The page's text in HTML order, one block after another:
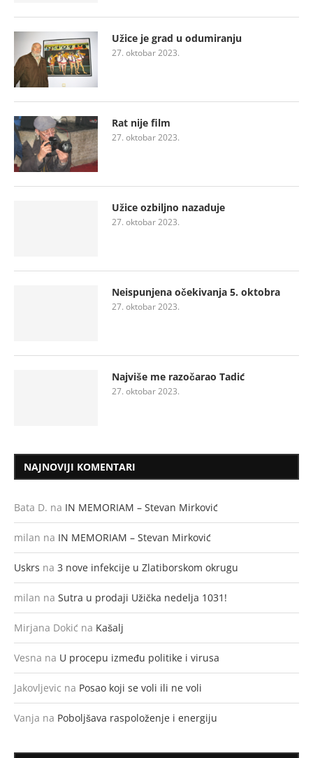
Užice je grad u odumiranju
27. oktobar 2023.
Rat nije film
27. oktobar 2023.
Užice ozbiljno nazaduje
27. oktobar 2023.
Neispunjena očekivanja 5. oktobra
27. oktobar 2023.
Najviše me razočarao Tadić
27. oktobar 2023.
NAJNOVIJI KOMENTARI
Bata D. na IN MEMORIAM – Stevan Mirković
milan na IN MEMORIAM – Stevan Mirković
Uskrs na 3 nove infekcije u Zlatiborskom okrugu
milan na Sutra u prodaji Užička nedelja 1031!
Mirjana Dokić na Kašalj
Vesna na U procepu između politike i virusa
Jakovljevic na Posao koji se voli ili ne voli
Vanja na Poboljšava raspoloženje i energiju